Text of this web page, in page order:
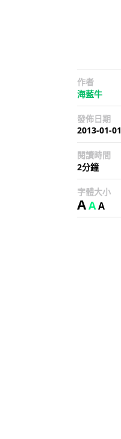
作者
海藍牛
發佈日期
2013-01-01
閱讀時間
2分鐘
字體大小
AAA